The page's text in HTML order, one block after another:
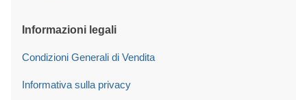
Informazioni legali
Condizioni Generali di Vendita
Informativa sulla privacy